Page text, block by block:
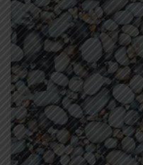
C’est important de prendre
réfléchir à la question «
partage avec vous dans cet
priorités : Vivre, aimer,